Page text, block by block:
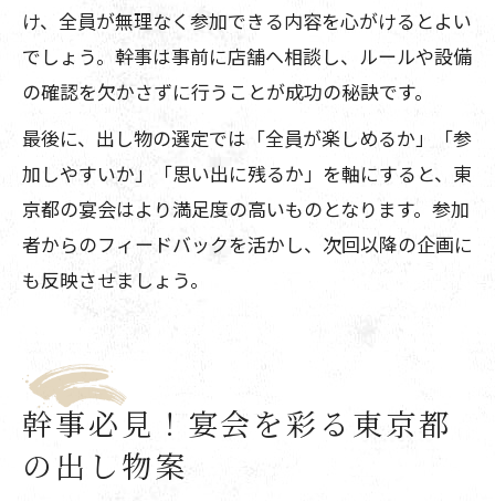
け、全員が無理なく参加できる内容を心がけるとよい
でしょう。幹事は事前に店舗へ相談し、ルールや設備
の確認を欠かさずに行うことが成功の秘訣です。
最後に、出し物の選定では「全員が楽しめるか」「参
加しやすいか」「思い出に残るか」を軸にすると、東
京都の宴会はより満足度の高いものとなります。参加
者からのフィードバックを活かし、次回以降の企画に
も反映させましょう。
幹事必見！宴会を彩る東京都
の出し物案